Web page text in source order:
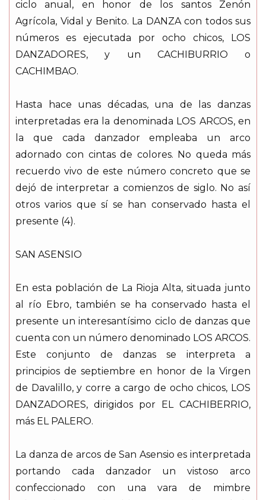
ciclo anual, en honor de los santos Zenón
Agrícola, Vidal y Benito. La DANZA con todos sus
números es ejecutada por ocho chicos, LOS
DANZADORES, y un CACHIBURRIO o
CACHIMBAO.
Hasta hace unas décadas, una de las danzas
interpretadas era la denominada LOS ARCOS, en
la que cada danzador empleaba un arco
adornado con cintas de colores. No queda más
recuerdo vivo de este número concreto que se
dejó de interpretar a comienzos de siglo. No así
otros varios que sí se han conservado hasta el
presente (4).
SAN ASENSIO
En esta población de La Rioja Alta, situada junto
al río Ebro, también se ha conservado hasta el
presente un interesantísimo ciclo de danzas que
cuenta con un número denominado LOS ARCOS.
Este conjunto de danzas se interpreta a
principios de septiembre en honor de la Virgen
de Davalillo, y corre a cargo de ocho chicos, LOS
DANZADORES, dirigidos por EL CACHIBERRIO,
más EL PALERO.
La danza de arcos de San Asensio es interpretada
portando cada danzador un vistoso arco
confeccionado con una vara de mimbre